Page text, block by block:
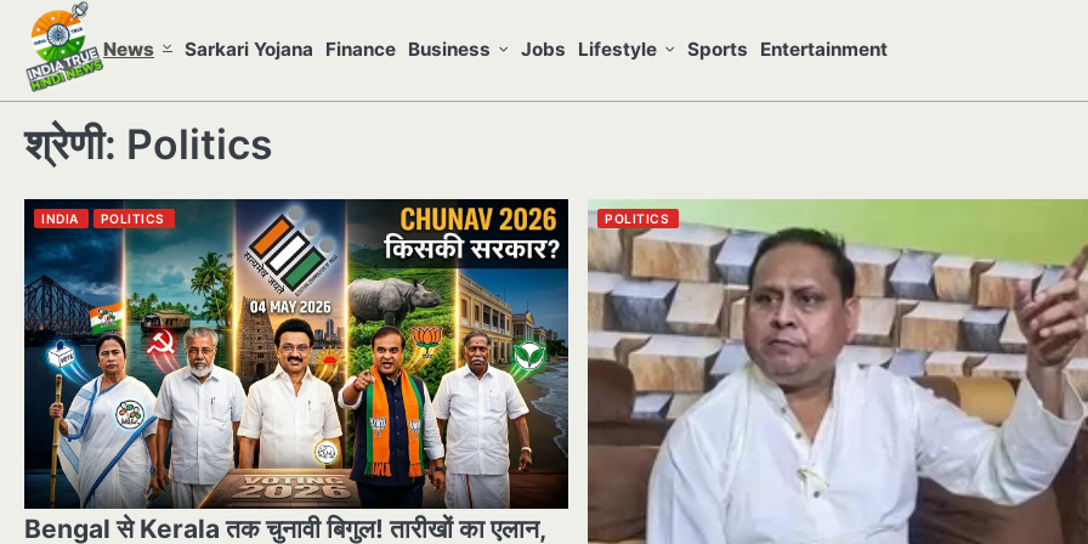
Skip
content
News Sarkari Yojana Finance Business Jobs Lifestyle Sports Entertainment
श्रेणी: Politics
INDIA POLITICS
Bengal से Kerala तक चुनावी बिगुल! तारीखों का एलान,
POLITICS